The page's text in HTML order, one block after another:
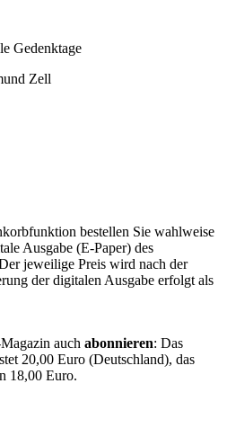
Gedenktage
Zell
bestellen Sie wahlweise
Ausgabe (E-Paper) des
jeweilige Preis wird nach der
der digitalen Ausgabe erfolgt als
auch abonnieren: Das
20,00 Euro (Deutschland), das
18,00 Euro.